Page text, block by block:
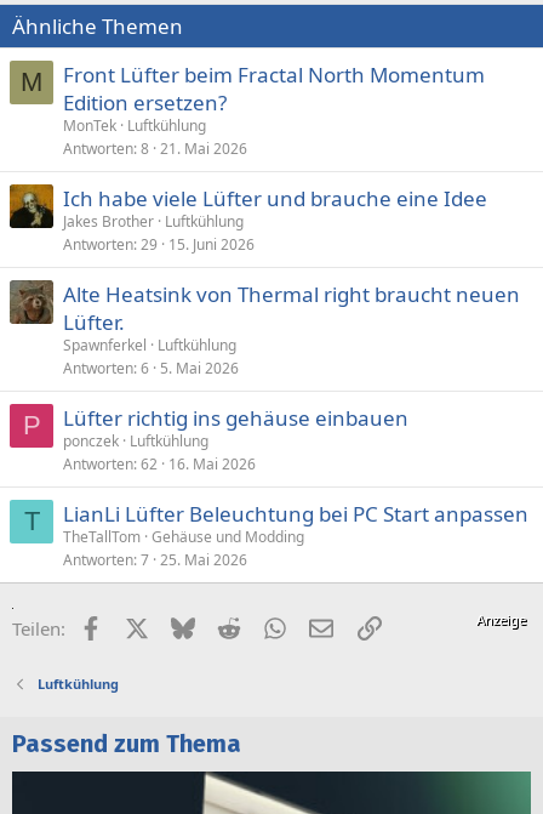
Ähnliche Themen
M
Front Lüfter beim Fractal North Momentum
Edition ersetzen?
MonTek Luftkühlung
Antworten 8 21. Mai 2026
Ich habe viele Lüfter und brauche eine Idee
Jakes Brother Luftkühlung
Antworten 29 15. Juni 2026
Alte Heatsink von Thermal right braucht neuen
Lüfter.
Spawnferkel
Luftkühlung
Antworten 6 5. Mai 2026
P Lüfter richtig ins gehäuse einbauen
ponczek Luftkühlung
Antworten 62 16. Mai 2026
T LianLi Lüfter Beleuchtung bei PC Start anpassen
TheTallTom Gehäuse und Modding
Antworten 7 25. Mai 2026
Teilen: FacebookX (Twitter)
BlueskyRedditWhatsApp
E-MailLink
Luftkühlung
Passend zum Thema